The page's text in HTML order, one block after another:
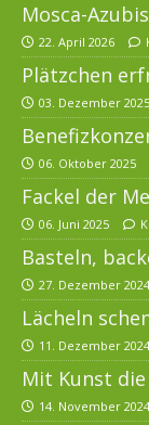
Mosca-
22. April 2026
Plätzchen
03. Dezember 2025
06. Oktober 2025
Fackel der
06. Juni 2025
Basteln,
27. Dezember 2024
Lächeln
11. Dezember 2024
Mit Kunst
14. November 2024